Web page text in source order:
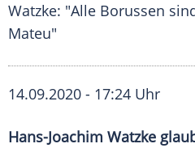
Watzke: "Alle Borussen
Mateu"
14.09.2020 - 17:24 Uhr
Hans-Joachim Watzke